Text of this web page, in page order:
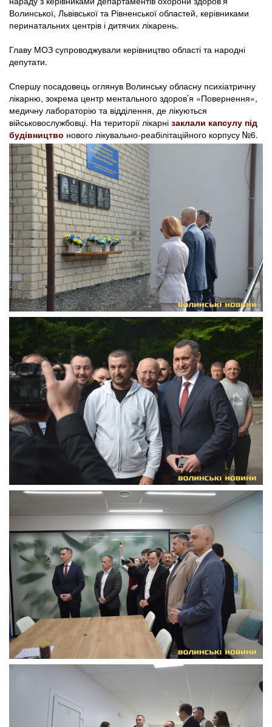
Волинської, Львівської та Рівненської областей, керівниками
перинатальних центрів і дитячих лікарень.
Главу МОЗ супроводжували керівництво області та народні
депутати.
Спершу посадовець оглянув Волинську обласну психіатричну
лікарню, зокрема центр ментального здоров’я «Повернення»,
медичну лабораторію та відділення, де лікуються
військовослужбовці. На території лікарні заклали капсулу під
будівництво нового лікувально-реабілітаційного корпусу №6.